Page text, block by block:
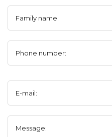
Family name:
Phone number:
E-mail:
Message: